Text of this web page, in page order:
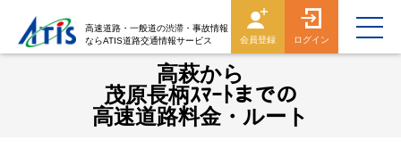
高速道路・一般道の渋滞・事故情報
ならATIS道路交通情報サービス
会員登録 ログイン
高萩から
茂原長柄ｽﾏｰﾄまでの
高速道路料金・ルート